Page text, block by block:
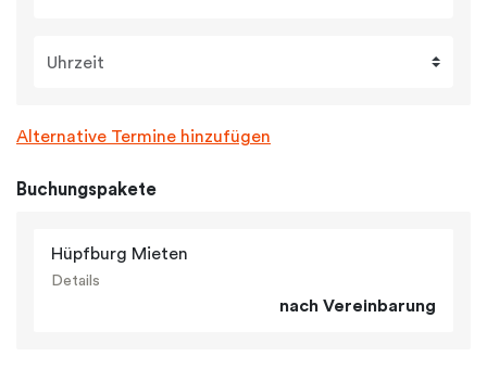
Uhrzeit
Alternative Termine hinzufügen
Buchungspakete
Hüpfburg Mieten
Details
nach Vereinbarung